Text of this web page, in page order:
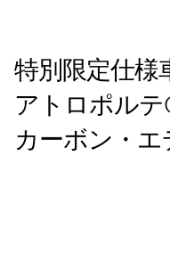
特別限定仕様
アトロポルテ
カーボン・